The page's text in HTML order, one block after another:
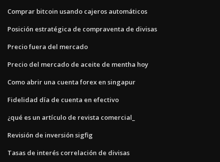
Comprar bitcoin usando cajeros automáticos
Posición estratégica de compraventa de divisas
Precio fuera del mercado
Precio del mercado de aceite de mentha hoy
Como abrir una cuenta forex en singapur
Fidelidad día de cuenta en efectivo
¿qué es un artículo de revista comercial_
Revisión de inversión sigfig
Tasas de interés correlación de divisas